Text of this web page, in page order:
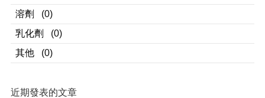
溶劑
(0)
乳化劑
(0)
其他
(0)
近期發表的文章